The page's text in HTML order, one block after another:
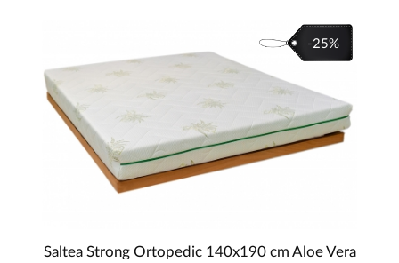
-25%
Saltea Strong Ortopedic 140x190 cm Aloe Vera